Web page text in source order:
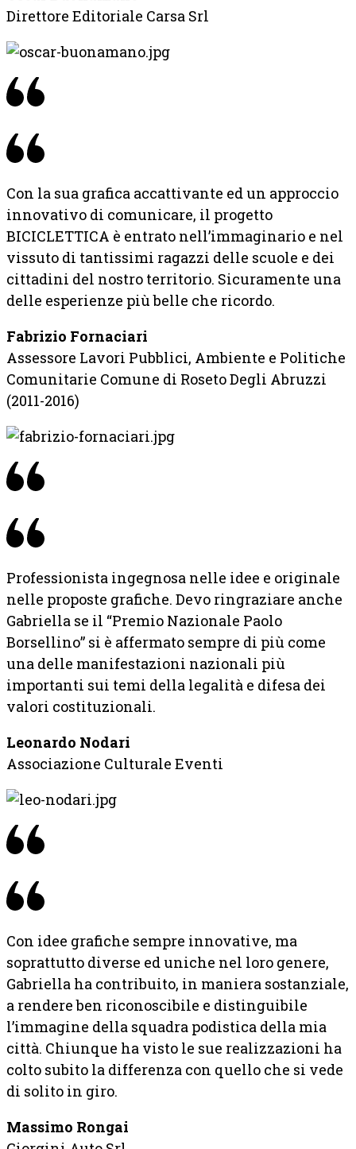
Direttore Editoriale Carsa Srl
Con la sua grafica accattivante ed un approccio
innovativo di comunicare, il progetto
BICICLETTICA è entrato nell’immaginario e nel
vissuto di tantissimi ragazzi delle scuole e dei
cittadini del nostro territorio. Sicuramente una
delle esperienze più belle che ricordo.
Fabrizio Fornaciari
Assessore Lavori Pubblici, Ambiente e Politiche
Comunitarie Comune di Roseto Degli Abruzzi
(2011-2016)
Professionista ingegnosa nelle idee e originale
nelle proposte grafiche. Devo ringraziare anche
Gabriella se il “Premio Nazionale Paolo
Borsellino” si è affermato sempre di più come
una delle manifestazioni nazionali più
importanti sui temi della legalità e difesa dei
valori costituzionali.
Leonardo Nodari
Associazione Culturale Eventi
Con idee grafiche sempre innovative, ma
soprattutto diverse ed uniche nel loro genere,
Gabriella ha contribuito, in maniera sostanziale,
a rendere ben riconoscibile e distinguibile
l’immagine della squadra podistica della mia
città. Chiunque ha visto le sue realizzazioni ha
colto subito la differenza con quello che si vede
di solito in giro.
Massimo Rongai